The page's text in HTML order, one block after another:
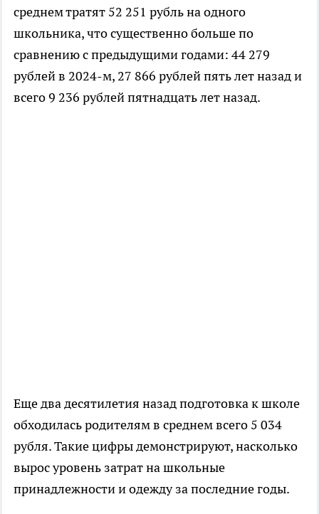
среднем тратят 52 251 рубль на одного
школьника, что существенно больше по
сравнению с предыдущими годами: 44 279
рублей в 2024-м, 27 866 рублей пять лет назад и
всего 9 236 рублей пятнадцать лет назад.
Еще два десятилетия назад подготовка к школе
обходилась родителям в среднем всего 5 034
рубля. Такие цифры демонстрируют, насколько
вырос уровень затрат на школьные
принадлежности и одежду за последние годы.